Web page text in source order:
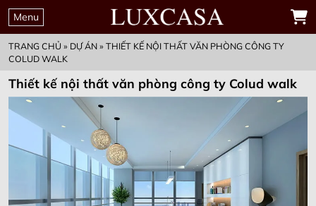
Menu
TRANG CHỦ » DỰ ÁN» THIẾT KẾ NỘI THẤT VĂN PHÒNG CÔNG TY
COLUD WALK
Thiết kế nội thất văn phòng công ty Colud walk